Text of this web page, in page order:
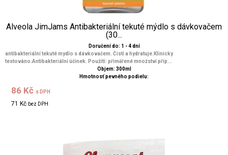
Alveola JimJams Antibakteriální tekuté mýdlo s dávkovačem
(30...
Doručení do: 1 - 4 dní
antibakteriální tekuté mydlo s dávkovačem. Čistí a hydratuje.Klinicky
testováno.Antibakteriální účinek. Použití: přiměřené množství příp...
Objem: 300ml
Hmotnosť pevného podielu:
86 Kč s DPH
71 Kč bez DPH